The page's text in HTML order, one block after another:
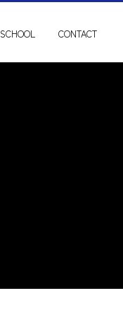
SCHOOL CONTACT